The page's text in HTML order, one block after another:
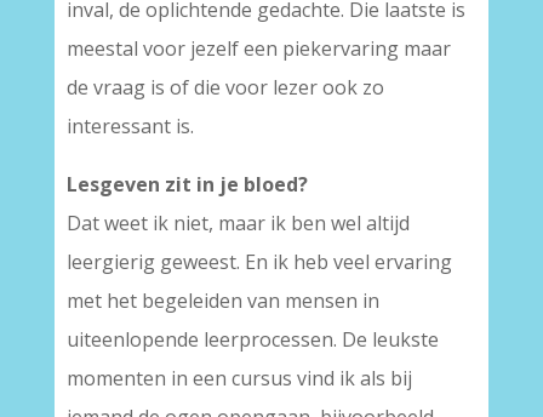
inval, de oplichtende gedachte. Die laatste is
meestal voor jezelf een piekervaring maar
de vraag is of die voor lezer ook zo
interessant is.
Lesgeven zit in je bloed?
Dat weet ik niet, maar ik ben wel altijd
leergierig geweest. En ik heb veel ervaring
met het begeleiden van mensen in
uiteenlopende leerprocessen. De leukste
momenten in een cursus vind ik als bij